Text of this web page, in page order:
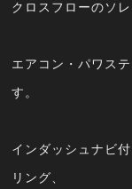
クロスフローのソ
エアコン・パワス
す。
インダッシュナビ
リング、